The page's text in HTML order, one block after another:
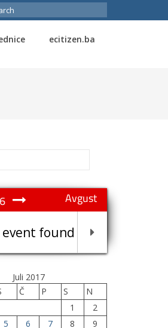
ecitizen.ba
Avgust
event found
Juli 2017
Č P S
N
1
2
5 6 7 8
9